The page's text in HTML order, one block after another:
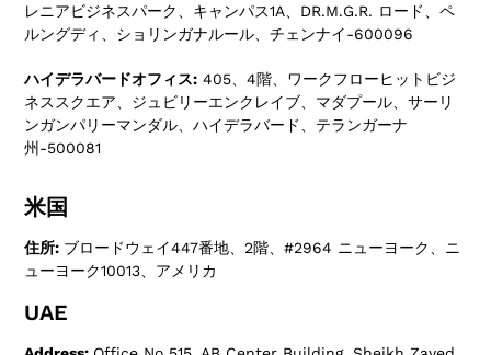
レニアビジネスパーク、キャンパス1A、DR.M.G.R. ロード、ペ
ルングディ、ショリンガナルール、チェンナイ-600096
ハイデラバードオフィス: 405、4階、ワークフローヒットビジ
ネススクエア、ジュビリーエンクレイブ、マダプール、サーリ
ンガンパリーマンダル、ハイデラバード、テランガーナ
州-500081
米国
住所: ブロードウェイ447番地、2階、#2964 ニューヨーク、ニ
ューヨーク10013、アメリカ
UAE